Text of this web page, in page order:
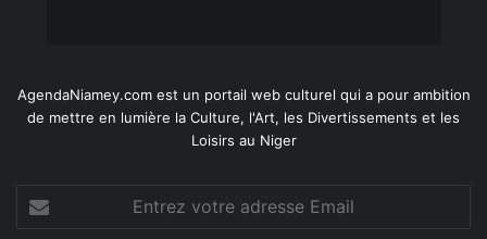
AgendaNiamey.com est un portail web culturel qui a pour ambition
de mettre en lumière la Culture, l'Art, les Divertissements et les
Loisirs au Niger
votre